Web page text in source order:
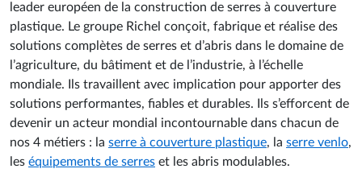
leader européen de la construction de serres à couverture
plastique. Le groupe Richel conçoit, fabrique et réalise des
solutions complètes de serres et d’abris dans le domaine de
l’agriculture, du bâtiment et de l’industrie, à l’échelle
mondiale. Ils travaillent avec implication pour apporter des
solutions performantes, fiables et durables. Ils s’efforcent de
devenir un acteur mondial incontournable dans chacun de
nos 4 métiers : la serre à couverture plastique, la serre venlo,
les équipements de serres et les abris modulables.